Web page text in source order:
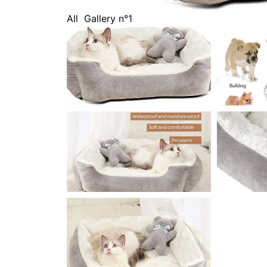
All Gallery n°1